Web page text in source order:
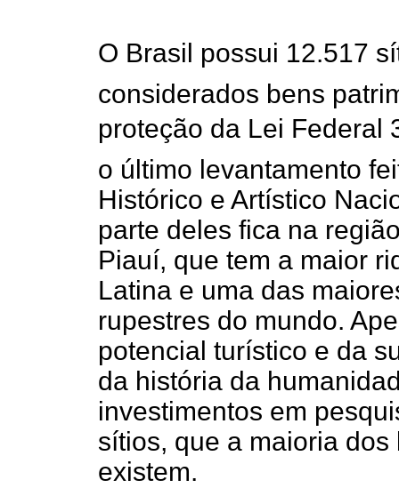
O Brasil possui 12.517
considerados bens
proteção da Lei Federal
o último levantamento
Histórico e Artístico
parte deles fica na
Piauí, que tem a maior
Latina e uma das
rupestres do mundo.
potencial turístico e da
da história da
investimentos em
sítios, que a maioria
existem.